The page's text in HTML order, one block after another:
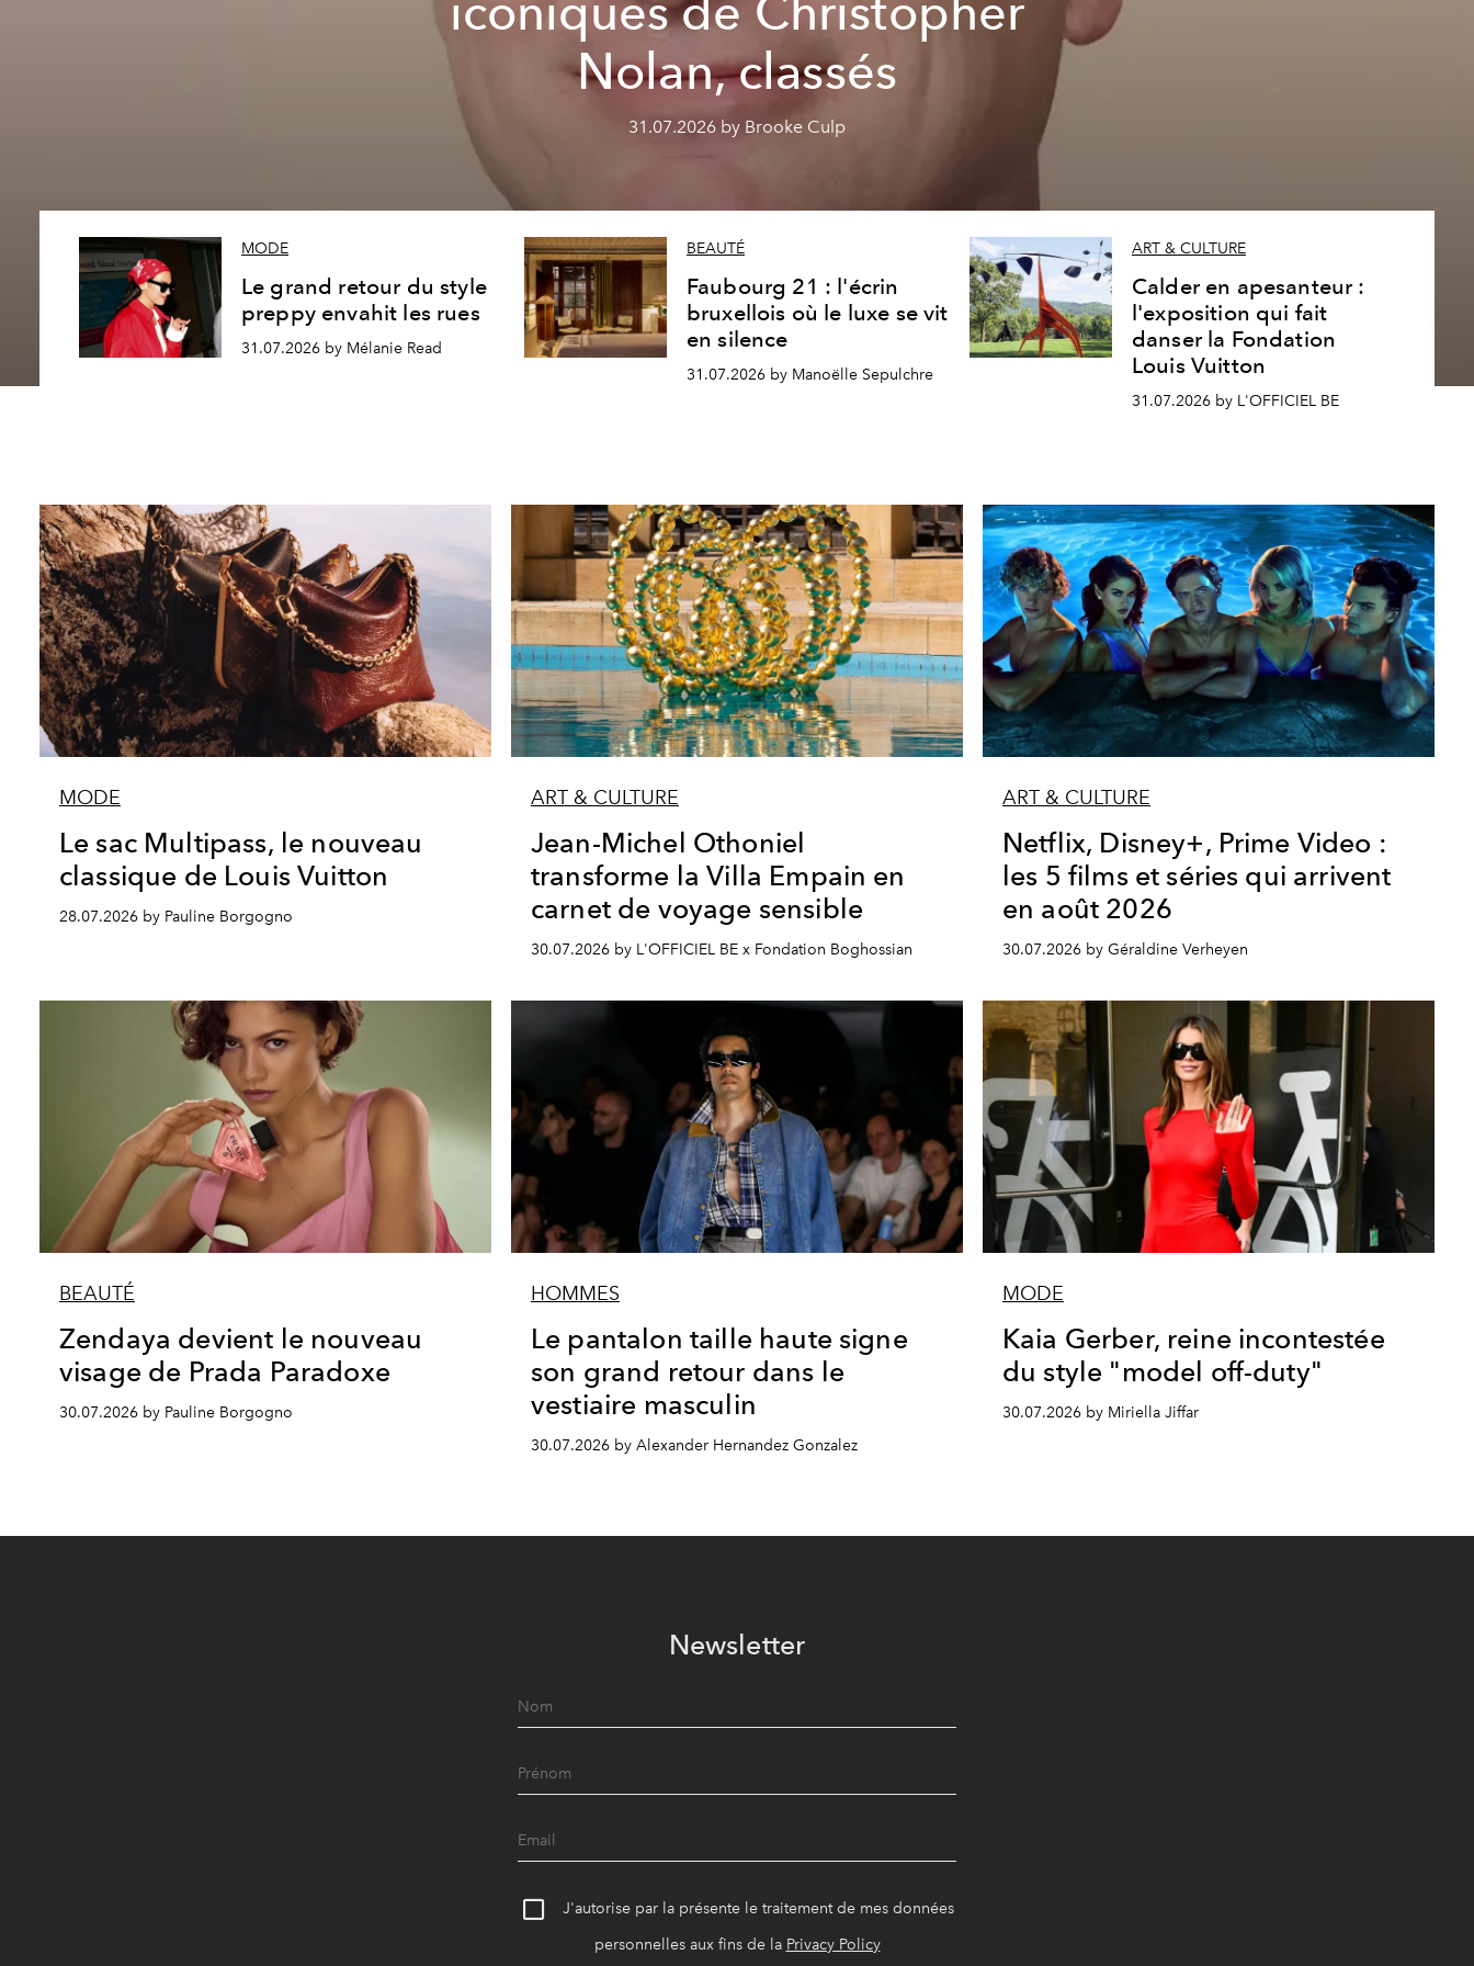
iconiques de Christopher
Nolan, classés
31.07.2026 by Brooke Culp
MODE
Le grand retour du style
preppy envahit les rues
31.07.2026 by Mélanie Read
BEAUTÉ
Faubourg 21 : l'écrin
bruxellois où le luxe se vit
en silence
31.07.2026 by Manoëlle Sepulchre
ART & CULTURE
Calder en apesanteur :
l'exposition qui fait
danser la Fondation
Louis Vuitton
31.07.2026 by L'OFFICIEL BE
MODE
Le sac Multipass, le nouveau
classique de Louis Vuitton
28.07.2026 by Pauline Borgogno
ART & CULTURE
Jean-Michel Othoniel
transforme la Villa Empain en
carnet de voyage sensible
30.07.2026 by L'OFFICIEL BE x Fondation Boghossian
ART & CULTURE
Netflix, Disney+, Prime Video :
les 5 films et séries qui arrivent
en août 2026
30.07.2026 by Géraldine Verheyen
BEAUTÉ
Zendaya devient le nouveau
visage de Prada Paradoxe
30.07.2026 by Pauline Borgogno
HOMMES
Le pantalon taille haute signe
son grand retour dans le
vestiaire masculin
30.07.2026 by Alexander Hernandez Gonzalez
MODE
Kaia Gerber, reine incontestée
du style "model off-duty"
30.07.2026 by Miriella Jiffar
Newsletter
J'autorise par la présente le traitement de mes données
personnelles aux fins de la Privacy Policy